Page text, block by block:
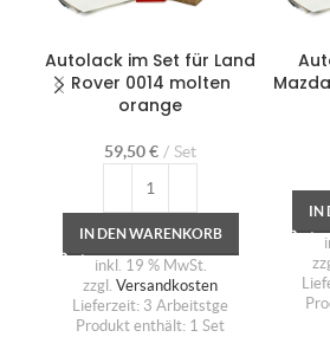
Autolack im Set für Land
Rover 0014 molten
orange
59,50€ Set
IN DEN WARENKORB
inkl. 19 % MwSt.
zzgl. Versandkosten
Lieferzeit: 3 Arbeitstge
Produkt enthält: 1 Set